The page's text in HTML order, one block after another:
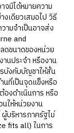
จมิได้หมายความ
เดียวเสมอไป วิธี
ามจำเป็นอาจส่ง
and
ดขนาดของหน่วย
านประจำ หรืองาน
บังคับบัญชาให้สั้น
นที่เป็นจุดแข็งหรือ
องดำเนินการ หรือ
นให้หน่วยงาน
บริหารภาครัฐไม่
fits all) ในการ